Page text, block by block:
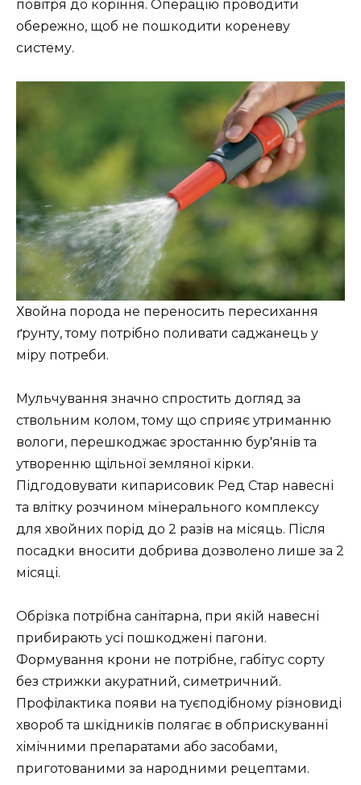
повітря до коріння. Операцію проводити
обережно, щоб не пошкодити кореневу
систему.
Хвойна порода не переносить пересихання
ґрунту, тому потрібно поливати саджанець у
міру потреби.
Мульчування значно спростить догляд за
ствольним колом, тому що сприяє утриманню
вологи, перешкоджає зростанню бур'янів та
утворенню щільної земляної кірки.
Підгодовувати кипарисовик Ред Стар навесні
та влітку розчином мінерального комплексу
для хвойних порід до 2 разів на місяць. Після
посадки вносити добрива дозволено лише за 2
місяці.
Обрізка потрібна санітарна, при якій навесні
прибирають усі пошкоджені пагони.
Формування крони не потрібне, габітус сорту
без стрижки акуратний, симетричний.
Профілактика появи на туєподібному різновиді
хвороб та шкідників полягає в обприскуванні
хімічними препаратами або засобами,
приготованими за народними рецептами.